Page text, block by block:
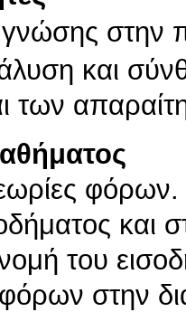
στην
και
των
και
του
στην